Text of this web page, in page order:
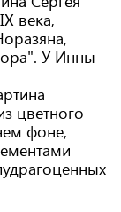
века,
У Инны
цветного
фоне,